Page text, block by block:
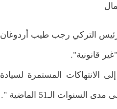
الرئيس التركي رجب طيب أردوغان
قانونية".
الانتهاكات المستمرة لسيادة
الـ51 الماضية ".